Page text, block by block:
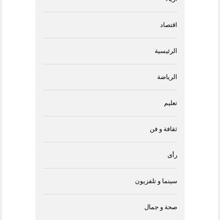
اقتصاد
الرئيسية
الرياضة
تعليم
ثقافة و فن
رأى
سينما و تلفزيون
صحة و جمال